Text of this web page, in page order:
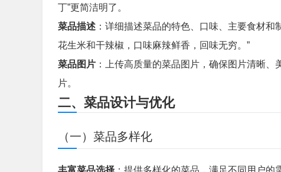
丁”更简洁明了。
菜品描述 ：详细描述菜品的特色、口味、主要食材
花生米和干辣椒，口味麻辣鲜香，回味无穷。”
菜品图片 ：上传高质量的菜品图片，确保图片清晰
片。
二、菜品设计与优化
（一）菜品多样化
丰富菜品选择 ：提供多样化的菜品，满足不同用户